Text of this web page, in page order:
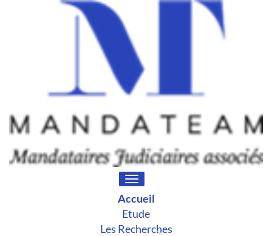
Toggle
navigation
Accueil
Etude
Les Recherches